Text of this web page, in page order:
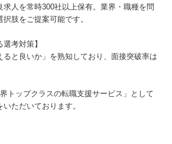
人を常時300社以上保有。業界・職種を問
肢をご提案可能です。
考対策】
ると良いか」を熟知しており、面接突破率は
トップクラスの転職支援サービス」として
ただいております。